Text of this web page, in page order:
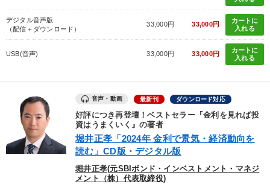
デジタル音声版
（配信＋ダウンロード）
33,000円 33,000円
カートに
入れる
USB(音声) 33,000円 33,000円
カートに
入れる
音声・動画 最新刊 ダウンロード対応
好評につき再登壇！ベストセラー『金利を見れば投
資はうまくいく』の著者
堀井正孝「2024年 金利で景気・経済動向を
読む」CD版・デジタル版
堀井正孝(元SBIボンド・インベストメント・マネジ
メント（株）代表取締役)